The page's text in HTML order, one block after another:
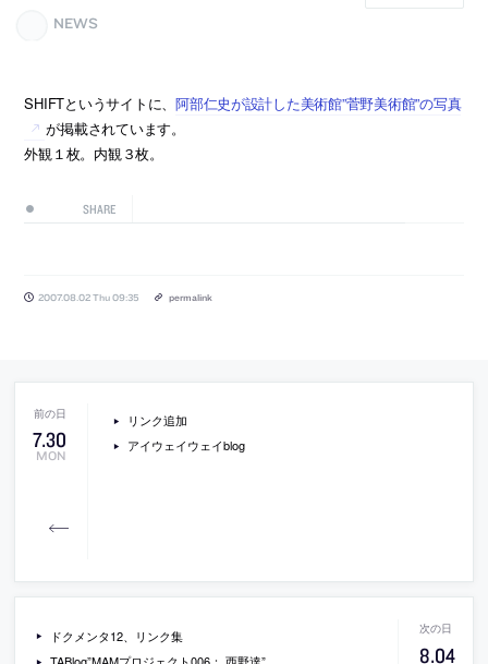
NEWS
SHIFTというサイトに、阿部仁史が設計した美術館”菅野美術館”の写真
が掲載されています。
外観１枚。内観３枚。
SHARE
2007.08.02 Thu 09:35 permalink
7.30
MON
リンク追加
アイウェイウェイblog
8.04
ドクメンタ12、リンク集